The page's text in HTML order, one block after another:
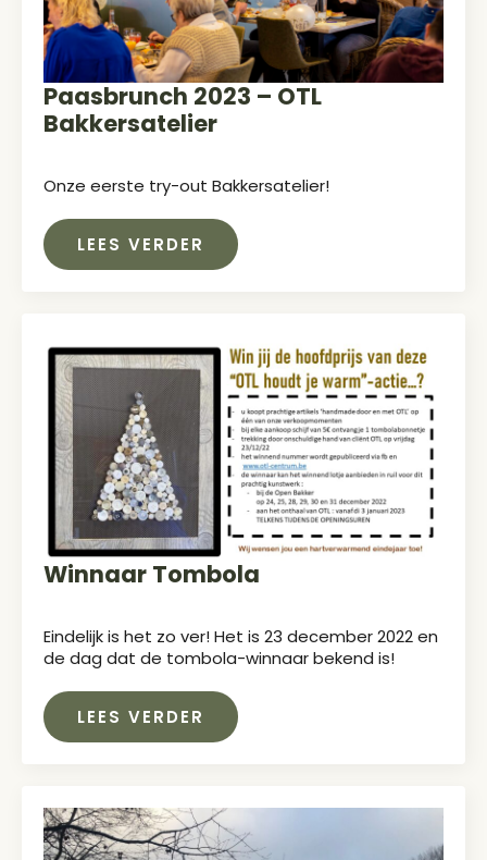
Paasbrunch 2023 – OTL
Bakkersatelier
Onze eerste try-out Bakkersatelier!
LEES VERDER
Winnaar Tombola
Eindelijk is het zo ver! Het is 23 december 2022 en
de dag dat de tombola-winnaar bekend is!
LEES VERDER